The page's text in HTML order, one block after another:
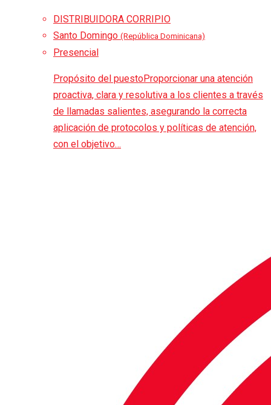
DISTRIBUIDORA CORRIPIO
Santo Domingo (República Dominicana)
Presencial
Propósito del puestoProporcionar una atención
proactiva, clara y resolutiva a los clientes a través
de llamadas salientes, asegurando la correcta
aplicación de protocolos y políticas de atención,
con el objetivo…